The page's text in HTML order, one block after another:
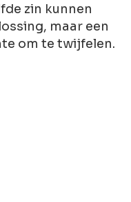
zin kunnen
maar een
om te twijfelen.